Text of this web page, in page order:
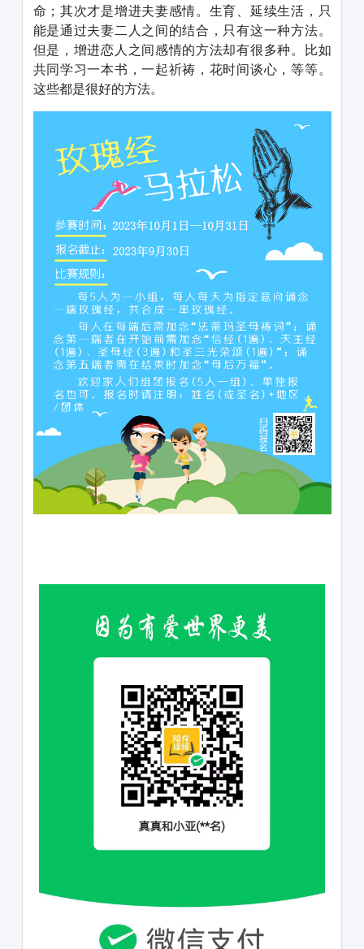
命；其次才是增进夫妻感情。生育、延续生活，只
能是通过夫妻二人之间的结合，只有这一种方法。
但是，增进恋人之间感情的方法却有很多种。比如
共同学习一本书，一起祈祷，花时间谈心，等等。
这些都是很好的方法。